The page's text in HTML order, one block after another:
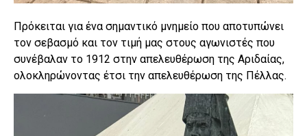
Πρόκειται για ένα σημαντικό μνημείο που αποτυπώνει
τον σεβασμό και τον τιμή μας στους αγωνιστές που
συνέβαλαν το 1912 στην απελευθέρωση της Αριδαίας,
ολοκληρώνοντας έτσι την απελευθέρωση της Πέλλας.